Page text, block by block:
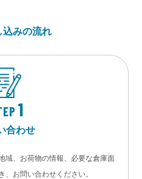
込みの流れ
1
合わせ
域、お荷物の情報、必要な倉庫面
、お問い合わせください。